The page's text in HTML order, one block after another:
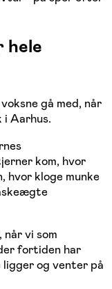
hele
gå med, når
Aarhus.
kom, hvor
hvor kloge munke
vi som
fortiden har
og venter på